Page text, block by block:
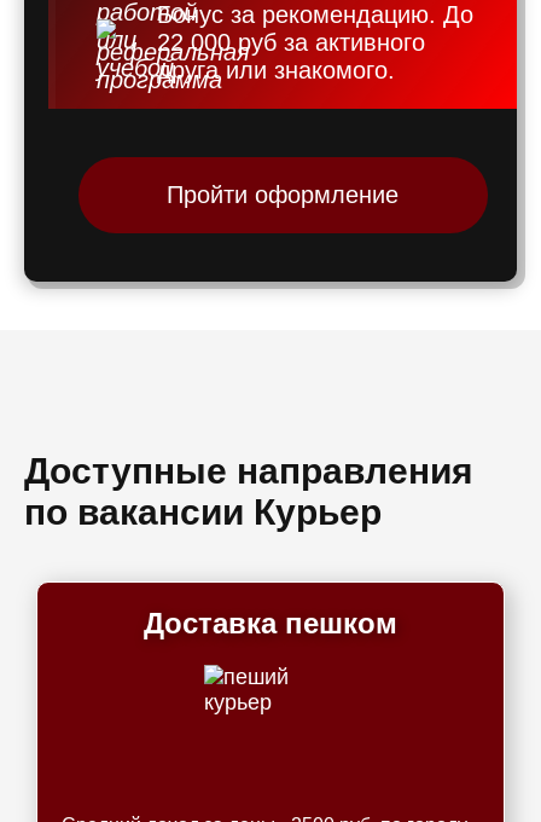
Бонус за рекомендацию. До
22 000 руб за активного
друга или знакомого.
Пройти оформление
Доступные направления
по вакансии Курьер
Доставка пешком